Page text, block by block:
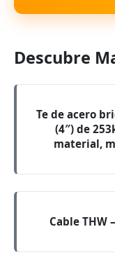
Descubre
Te de acero
(4″) de
material,
Cable THW